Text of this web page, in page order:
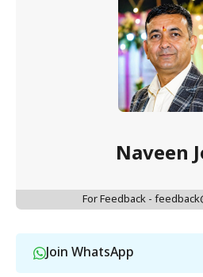
Naveen
For Feedback -
Join WhatsApp